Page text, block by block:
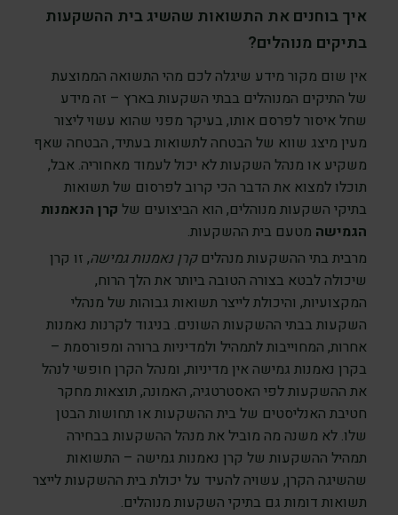
איך בוחנים את התשואות שהשיג בית ההשקעות
בתיקים מנוהלים?
אין שום מקור מידע שיגלה לכם מהי התשואה הממוצעת
של התיקים המנוהלים בבתי השקעות בארץ – זה מידע
שחל איסור לפרסם אותו, בעיקר מפני שהוא עשוי ליצור
מעין מיצג שווא של הבטחה לתשואות בעתיד, הבטחה שאף
משקיע או מנהל השקעות לא יכול לעמוד מאחוריה. אבל,
תוכלו למצוא את הדבר הכי קרוב לפרסום של תשואות
בתיקי השקעות מנוהלים, הוא הביצועים של קרן הנאמנות
הגמישה מטעם בית ההשקעות.
מרבית בתי ההשקעות מנהליםקרן נאמנות גמישה, זו קרן
שיכולה לבטא בצורה הטובה ביותר את הלך הרוח,
המקצועיות, והיכולת לייצר תשואות גבוהות של מנהלי
השקעות בבתי ההשקעות השונים. בניגוד לקרנות נאמנות
אחרות, המחוייבות לתמהיל ולמדיניות ברורה ומפורסמת –
בקרן נאמנות גמישה אין מדיניות, ומנהל הקרן חופשי לנהל
את ההשקעות לפי האסטרטגיה, האמונה, תוצאות מחקר
חטיבת האנליסטים של בית ההשקעות או תחושות הבטן
שלו. לא משנה מה מוביל את מנהל ההשקעות בבחירה
תמהיל ההשקעות של קרן נאמנות גמישה – התשואות
שהשיגה הקרן, עשויה להעיד על יכולת בית ההשקעות לייצר
תשואות דומות גם בתיקי השקעות מנוהלים.